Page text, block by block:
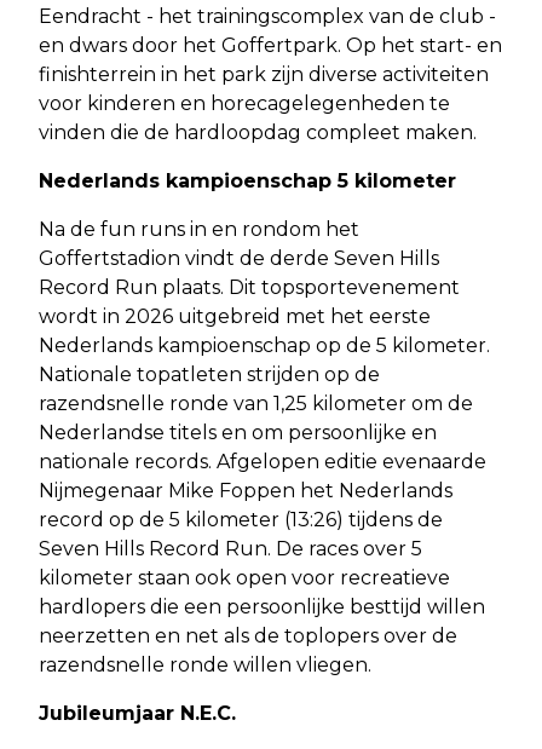
Eendracht - het trainingscomplex van de club -
en dwars door het Goffertpark. Op het start- en
finishterrein in het park zijn diverse activiteiten
voor kinderen en horecagelegenheden te
vinden die de hardloopdag compleet maken.
Nederlands kampioenschap 5 kilometer
Na de fun runs in en rondom het
Goffertstadion vindt de derde Seven Hills
Record Run plaats. Dit topsportevenement
wordt in 2026 uitgebreid met het eerste
Nederlands kampioenschap op de 5 kilometer.
Nationale topatleten strijden op de
razendsnelle ronde van 1,25 kilometer om de
Nederlandse titels en om persoonlijke en
nationale records. Afgelopen editie evenaarde
Nijmegenaar Mike Foppen het Nederlands
record op de 5 kilometer (13:26) tijdens de
Seven Hills Record Run. De races over 5
kilometer staan ook open voor recreatieve
hardlopers die een persoonlijke besttijd willen
neerzetten en net als de toplopers over de
razendsnelle ronde willen vliegen.
Jubileumjaar N.E.C.